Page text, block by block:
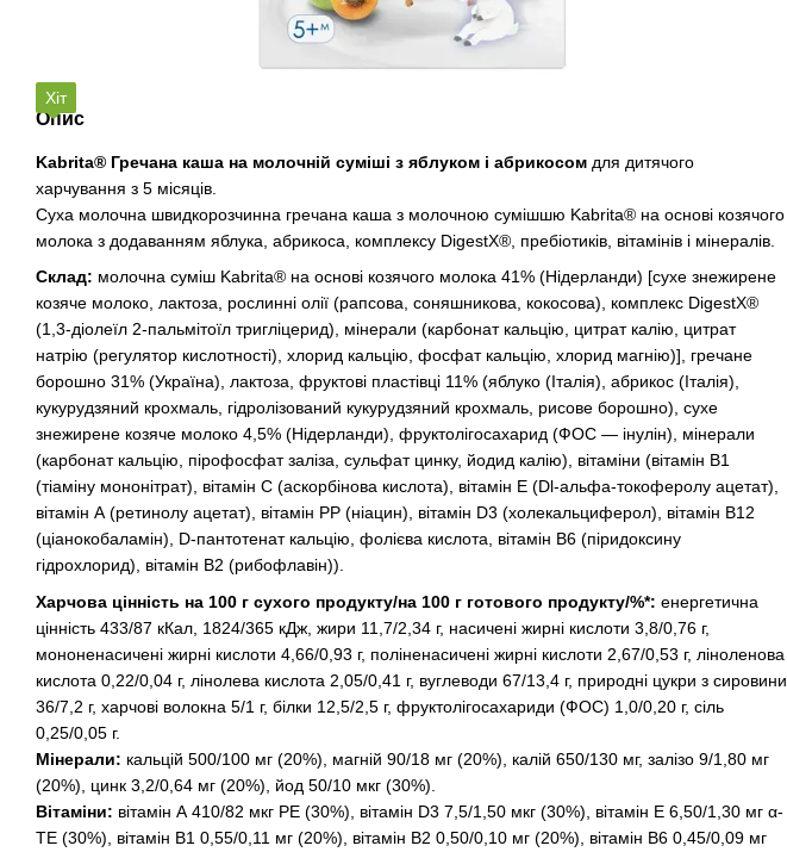
Хіт
Опис
Kabrita® Гречана каша на молочній суміші з яблуком і абрикосом для дитячого
харчування з 5 місяців.
Суха молочна швидкорозчинна гречана каша з молочною сумішшю Kabrita® на основі козячого
молока з додаванням яблука, абрикоса, комплексу DigestX®, пребіотиків, вітамінів і мінералів.
Склад: молочна суміш Kabrita® на основі козячого молока 41% (Нідерланди) [сухе знежирене
козяче молоко, лактоза, рослинні олії (рапсова, соняшникова, кокосова), комплекс DigestX®
(1,3-діолеїл 2-пальмітоїл тригліцерид), мінерали (карбонат кальцію, цитрат калію, цитрат
натрію (регулятор кислотності), хлорид кальцію, фосфат кальцію, хлорид магнію)], гречане
борошно 31% (Україна), лактоза, фруктові пластівці 11% (яблуко (Італія), абрикос (Італія),
кукурудзяний крохмаль, гідролізований кукурудзяний крохмаль, рисове борошно), сухе
знежирене козяче молоко 4,5% (Нідерланди), фруктолігосахарид (ФОС — інулін), мінерали
(карбонат кальцію, пірофосфат заліза, сульфат цинку, йодид калію), вітаміни (вітамін В1
(тіаміну мононітрат), вітамін С (аскорбінова кислота), вітамін Е (Dl-альфа-токоферолу ацетат),
вітамін А (ретинолу ацетат), вітамін PP (ніацин), вітамін D3 (холекальциферол), вітамін B12
(ціанокобаламін), D-пантотенат кальцію, фолієва кислота, вітамін В6 (піридоксину
гідрохлорид), вітамін В2 (рибофлавін)).
Харчова цінність на 100 г сухого продукту/на 100 г готового продукту/%*: енергетична
цінність 433/87 кКал, 1824/365 кДж, жири 11,7/2,34 г, насичені жирні кислоти 3,8/0,76 г,
мононенасичені жирні кислоти 4,66/0,93 г, поліненасичені жирні кислоти 2,67/0,53 г, ліноленова
кислота 0,22/0,04 г, лінолева кислота 2,05/0,41 г, вуглеводи 67/13,4 г, природні цукри з сировини
36/7,2 г, харчові волокна 5/1 г, білки 12,5/2,5 г, фруктолігосахариди (ФОС) 1,0/0,20 г, сіль
0,25/0,05 г.
Мінерали: кальцій 500/100 мг (20%), магній 90/18 мг (20%), калій 650/130 мг, залізо 9/1,80 мг
(20%), цинк 3,2/0,64 мг (20%), йод 50/10 мкг (30%).
Вітаміни: вітамін А 410/82 мкг РЕ (30%), вітамін D3 7,5/1,50 мкг (30%), вітамін Е 6,50/1,30 мг α-
ТЕ (30%), вітамін В1 0,55/0,11 мг (20%), вітамін В2 0,50/0,10 мг (20%), вітамін В6 0,45/0,09 мг